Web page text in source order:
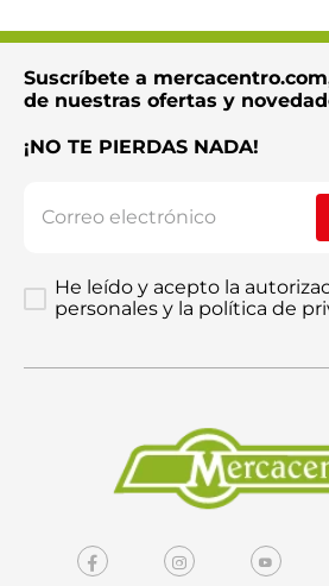
Suscríbete a
de nuestras ofertas y
¡NO TE PIERDAS NADA!
He leído y acepto la
personales y la política de